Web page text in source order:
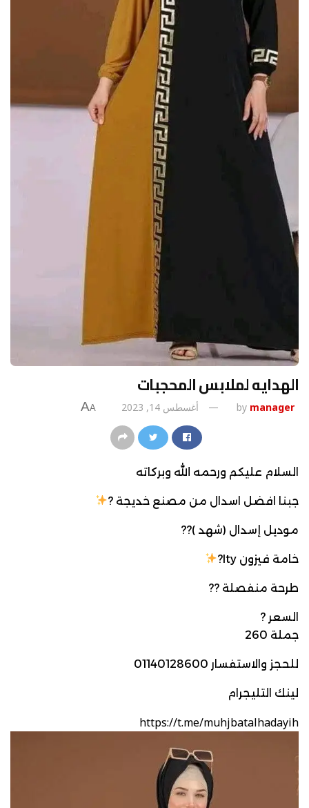
الهدايه لملابس المحجبات
by manager أغسطس 14, 2023 A
A
السلام عليكم ورحمه الله وبركاته
جبنا افضل اسدال من مصنع خديجة ?
موديل إسدال (شهد )??
خامة فيزون Ity?
طرحة منفصلة ??
السعر ?
جملة 260
للحجز والاستفسار 01140128600
لينك التليجرام
https://t.me/muhjbatalhadayih